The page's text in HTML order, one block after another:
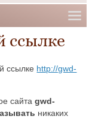
ссылке
ссылке http://gwd-
сайтаgwd-
никаких